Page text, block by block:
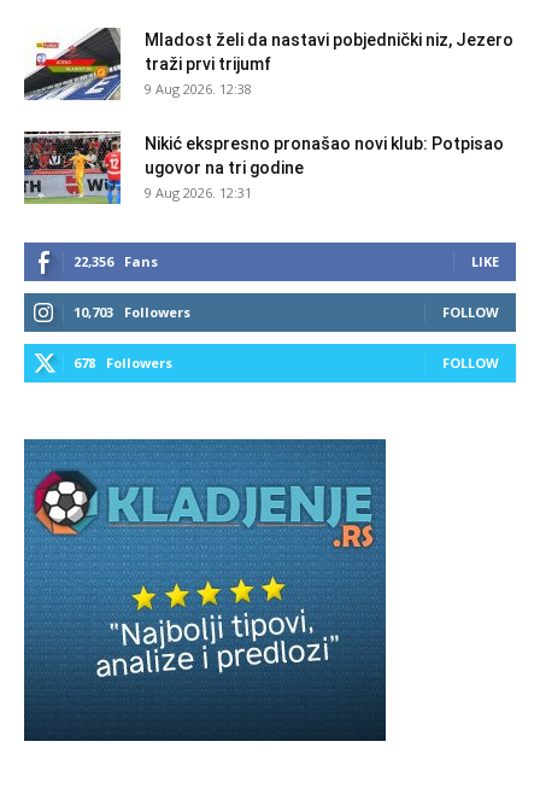
Mladost želi da nastavi pobjednički niz, Jezero
traži prvi trijumf
9 Aug 2026. 12:38
Nikić ekspresno pronašao novi klub: Potpisao
ugovor na tri godine
9 Aug 2026. 12:31
22,356 Fans LIKE
10,703 Followers FOLLOW
678 Followers FOLLOW